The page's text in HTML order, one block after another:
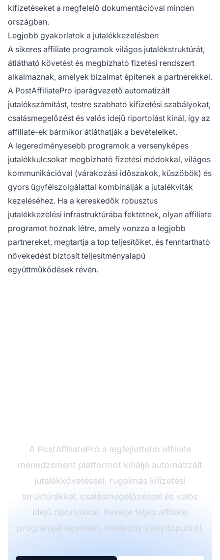
kifizetéseket a megfelelő dokumentációval minden
országban.
Legjobb gyakorlatok a jutalékkezelésben
A sikeres affiliate programok világos jutalékstruktúrát,
átlátható követést és megbízható fizetési rendszert
alkalmaznak, amelyek bizalmat építenek a partnerekkel.
A PostAffiliatePro iparágvezető automatizált
jutalékszámítást, testre szabható kifizetési szabályokat,
csalásmegelőzést és valós idejű riportolást kínál, így az
affiliate-ek bármikor átláthatják a bevételeiket.
A legeredményesebb programok a versenyképes
jutalékkulcsokat megbízható fizetési módokkal, világos
kommunikációval (várakozási időszakok, küszöbök) és
gyors ügyfélszolgálattal kombinálják a jutalékviták
kezeléséhez. Ha a kereskedők robusztus
jutalékkezelési infrastruktúrába fektetnek, olyan affiliate
programot hoznak létre, amely vonzza a legjobb
partnereket, megtartja a top teljesítőket, és fenntartható
növekedést biztosít teljesítményalapú
együttműködések révén.
A PostAffiliatePro a legfejlettebb affiliate
menedzsment platformot kínálja automatizált
jutalékkövetéssel, rugalmas kifizetési
struktúrákkal, csalásmegelőzéssel és valós
idejű riportokkal. Kezelje teljes affiliate
programját egyetlen, hatékony irányítópultról.